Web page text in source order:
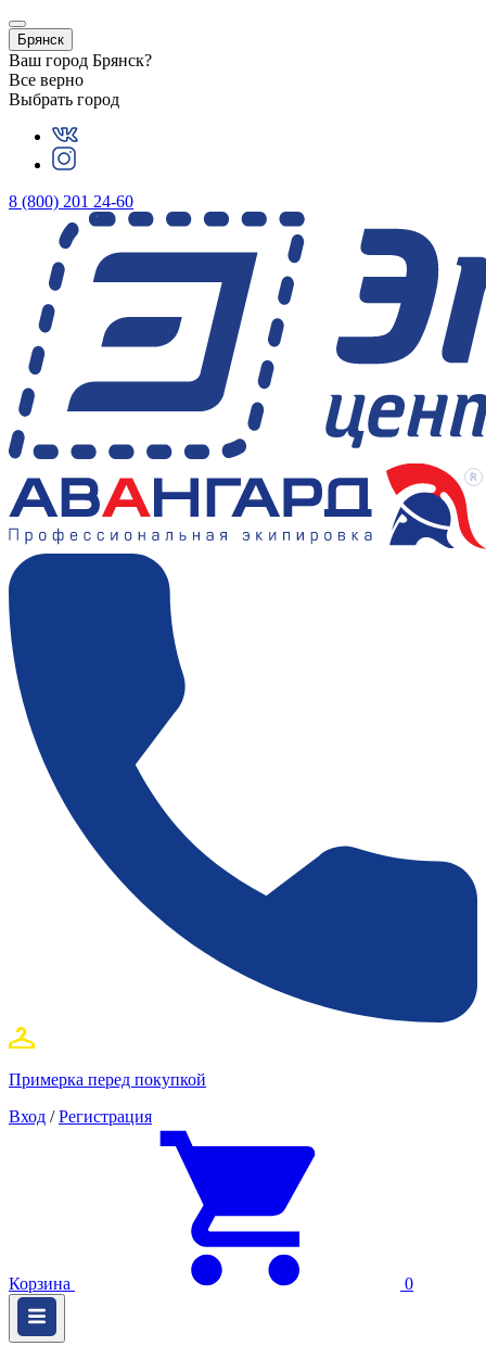
Брянск
Ваш город Брянск?
Все верно
Выбрать город
8 (800) 201 24-60
Примерка перед покупкой
Вход / Регистрация
Корзина 0